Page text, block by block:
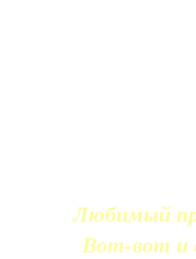
Любимый
Вот-вот и